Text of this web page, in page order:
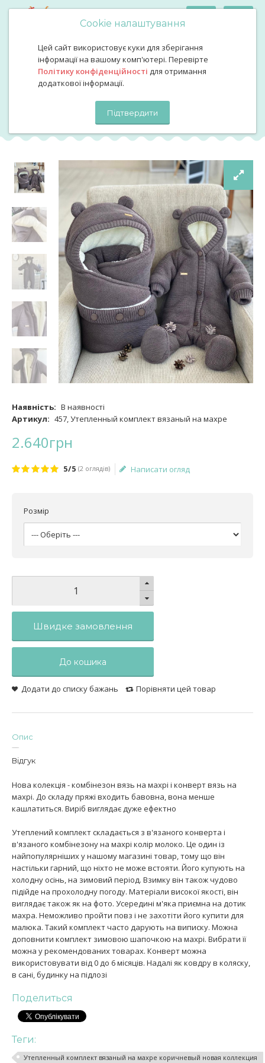
Cookie налаштування
Цей сайт використовує куки для зберігання
інформації на вашому комп'ютері. Перевірте
Політику конфіденційності для отримання
додаткової інформації.
Підтвердити
Утеплений комплект в'язаний на махрі коричневий нова
колекція
Утеплений комплект
в'язаний на махрі
коричневий нова колекція
Наявність: В наявності
Артикул: 457, Утепленный комплект вязаный на махре
2.640грн
5/5 (2 оглядів) Написати огляд
Розмір
Швидке замовлення
До кошика
Додати до списку бажань Порівняти цей товар
Опис
Відгук
Нова колекція - комбінезон вязь на махрі і конверт вязь на
махрі. До складу пряжі входить бавовна, вона менше
кашлатиться. Виріб виглядає дуже ефектно
Утеплений комплект складається з в'язаного конверта і
в'язаного комбінезону на махрі колір молоко. Це один із
найпопулярніших у нашому магазині товар, тому що він
настільки гарний, що ніхто не може встояти. Його купують на
холодну осінь, на зимовий період. Взимку він також чудово
підійде на прохолодну погоду. Матеріали високої якості, він
виглядає також як на фото. Усередині м'яка приємна на дотик
махра. Неможливо пройти повз і не захотіти його купити для
малюка. Такий комплект часто дарують на виписку. Можна
доповнити комплект зимовою шапочкою на махрі. Вибрати її
можна у рекомендованих товарах. Конверт можна
використовувати від 0 до 6 місяців. Надалі як ковдру в коляску,
в сані, будинку на підлозі
Поделиться
Теги:
Утепленный комплект вязаный на махре коричневый новая коллекция